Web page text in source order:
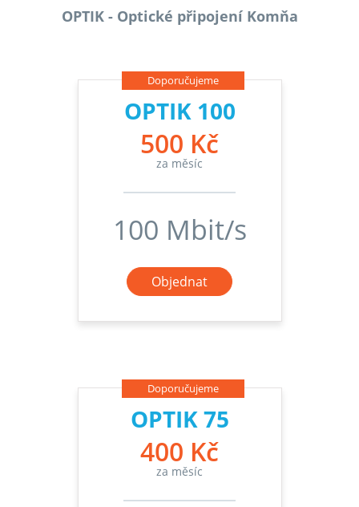
Kontakty
OPTIK - Optické připojení Komňa
Doporučujeme
OPTIK 100
500 Kč
za měsíc
100 Mbit/s
Objednat
Doporučujeme
OPTIK 75
400 Kč
za měsíc